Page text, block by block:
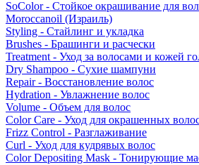
SoColor - Стойкое окрашивание для
Moroccanoil (Израиль)
Styling - Стайлинг и укладка
Brushes - Брашинги и расчески
Treatment - Уход за волосами и кожей
Dry Shampoo - Сухие шампуни
Repair - Восстановление волос
Hydration - Увлажнение волос
Volume - Объем для волос
Color Care - Уход для окрашенных
Frizz Control - Разглаживание
Curl - Уход для кудрявых волос
Color Depositing Mask - Тонирующие